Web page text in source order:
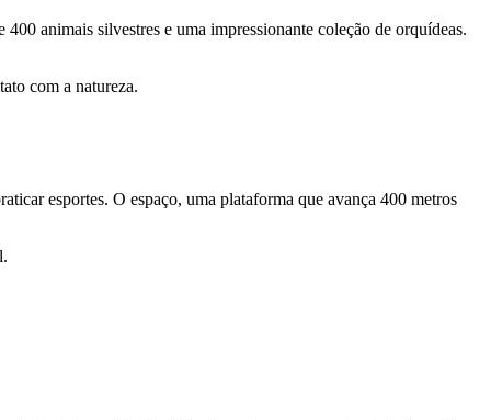
animais silvestres e uma impressionante coleção de orquídeas.
com a natureza.
esportes. O espaço, uma plataforma que avança 400 metros